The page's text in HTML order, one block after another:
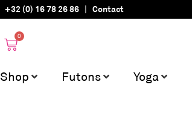
+32 (0) 16 78 26 86 | Contact
0
Shop Futons Yoga